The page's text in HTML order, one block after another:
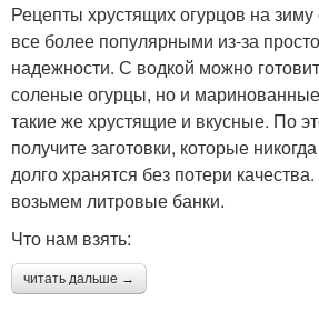
Рецепты хрустящих огурцов на зиму
все более популярными из-за
надежности. С водкой можно
соленые огурцы, но и
такие же хрустящие и вкусные. По
получите заготовки, которые
долго хранятся без потери
возьмем литровые банки.
Что нам взять:
читать дальше →